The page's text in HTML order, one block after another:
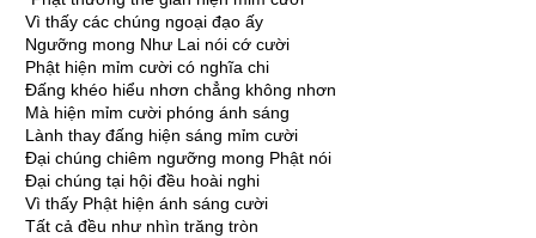
Vì thấy các chúng ngoại đạo ấy
Ngưỡng mong Như Lai nói cớ cười
Phật hiện mỉm cười có nghĩa chi
Ðấng khéo hiểu nhơn chẳng không nhơn
Mà hiện mỉm cười phóng ánh sáng
Lành thay đấng hiện sáng mỉm cười
Ðại chúng chiêm ngưỡng mong Phật nói
Ðại chúng tại hội đều hoài nghi
Vì thấy Phật hiện ánh sáng cười
Tất cả đều như nhìn trăng tròn